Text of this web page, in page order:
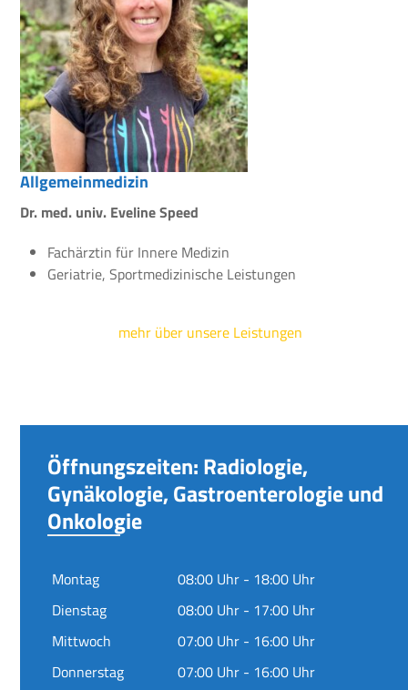
Allgemeinmedizin
Dr. med. univ. Eveline Speed
Fachärztin für Innere Medizin
Geriatrie, Sportmedizinische Leistungen
mehr über unsere Leistungen
Öffnungszeiten: Radiologie,
Gynäkologie, Gastroenterologie und
Onkologie
Montag
08:00 Uhr - 18:00 Uhr
Dienstag
08:00 Uhr - 17:00 Uhr
Mittwoch
07:00 Uhr - 16:00 Uhr
Donnerstag
07:00 Uhr - 16:00 Uhr